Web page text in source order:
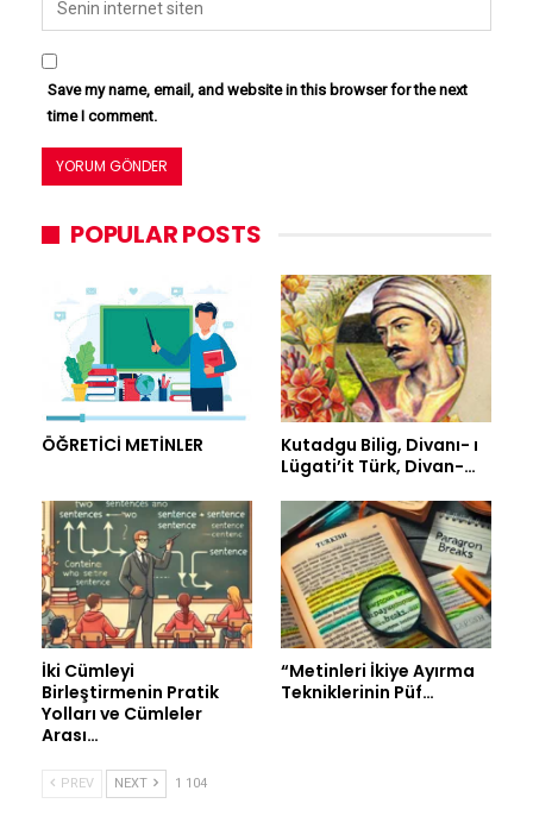
Save my name, email, and website in this browser for the next
time I comment.
POPULAR POSTS
ÖĞRETİCİ METİNLER
Kutadgu Bilig, Divanı- ı
Lügati’it Türk, Divan-…
İki Cümleyi
Birleştirmenin Pratik
Yolları ve Cümleler
Arası…
“Metinleri İkiye Ayırma
Tekniklerinin Püf…
PREV NEXT 1 104